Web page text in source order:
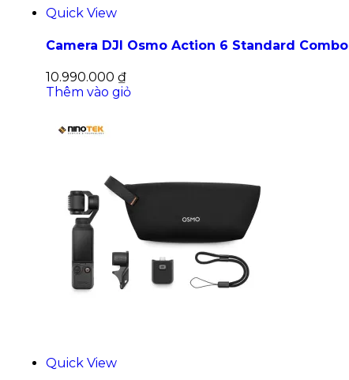
Quick View
Camera DJI Osmo Action 6 Standard Combo
10.990.000 ₫
Thêm vào giỏ
Quick View